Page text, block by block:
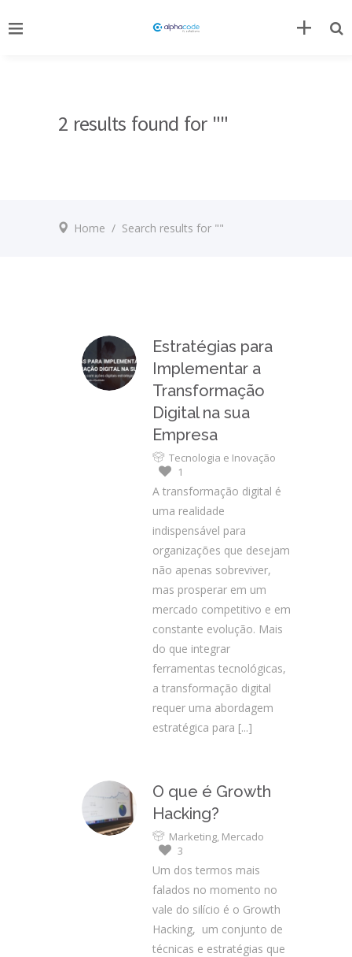
2 results found for ""
Home / Search results for ""
Estratégias para
Implementar a
Transformação
Digital na sua
Empresa
Tecnologia e Inovação
1
A transformação digital é
uma realidade
indispensável para
organizações que desejam
não apenas sobreviver,
mas prosperar em um
mercado competitivo e em
constante evolução. Mais
do que integrar
ferramentas tecnológicas,
a transformação digital
requer uma abordagem
estratégica para [...]
O que é Growth
Hacking?
Marketing, Mercado
3
Um dos termos mais
falados no momento no
vale do silício é o Growth
Hacking, um conjunto de
técnicas e estratégias que